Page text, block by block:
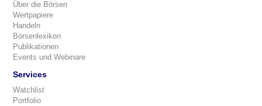
Über die Börsen
Wertpapiere
Handeln
Börsenlexikon
Publikationen
Events und Webinare
Services
Watchlist
Portfolio